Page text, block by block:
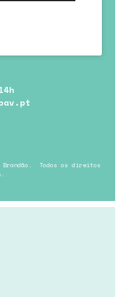
Todos os direitos